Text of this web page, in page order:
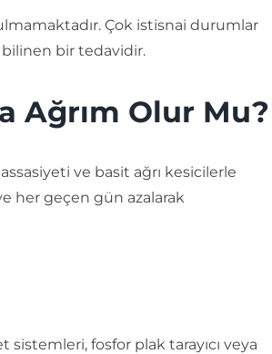
Çok istisnai durumlar
bilinen bir tedavidir.
Ağrım Olur Mu?
ve basit ağrı kesicilerle
her geçen gün azalarak
sistemleri, fosfor plak tarayıcı veya